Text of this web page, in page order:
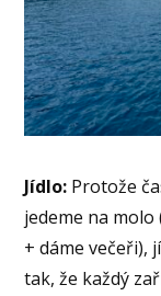
Jídlo: Protože
jedeme na
+ dáme večeři),
tak, že každý